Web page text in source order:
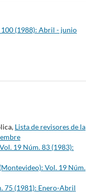
(1988): Abril - junio
Lista de revisores de la
19 Núm. 83 (1983):
Vol. 19 Núm.
75 (1981): Enero-Abril